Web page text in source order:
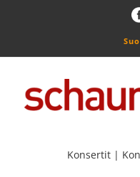
Konsertit |